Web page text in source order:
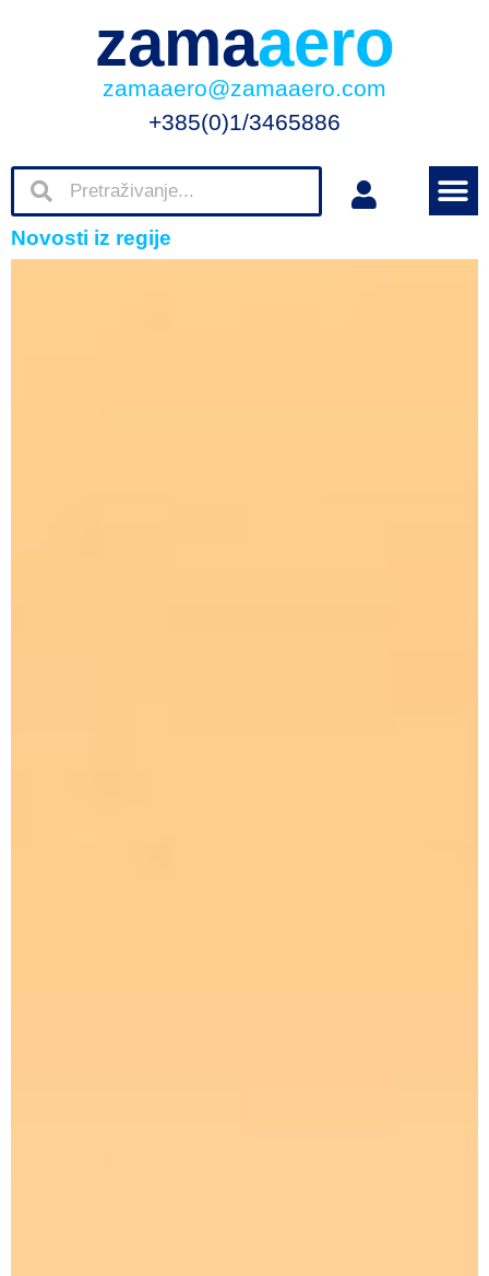
zamaaero
zamaaero@zamaaero.com
+385(0)1/3465886
Novosti iz regije